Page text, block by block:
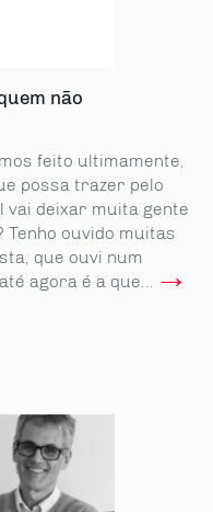
não
feito ultimamente,
possa trazer pelo
vai deixar muita gente
Tenho ouvido muitas
que ouvi num
agora é a que... →